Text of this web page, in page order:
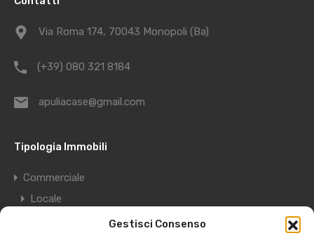
Gestisci Consenso
Via Roma 174, 70043 Monopoli (Ba)
(+39) 080 321 8184
apuliacase@gmail.com
Tipologia Immobili
Commerciale
Locale